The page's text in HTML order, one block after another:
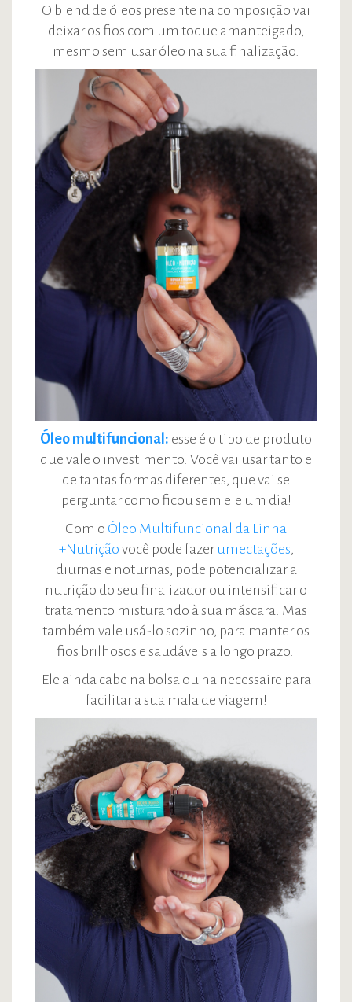
O blend de óleos presente na composição vai
deixar os fios com um toque amanteigado,
mesmo sem usar óleo na sua finalização.
Óleo multifuncional: esse é o tipo de produto
que vale o investimento. Você vai usar tanto e
de tantas formas diferentes, que vai se
perguntar como ficou sem ele um dia!
Com o Óleo Multifuncional da Linha
+Nutrição você pode fazer umectações
diurnas e noturnas, pode potencializar a
nutrição do seu finalizador ou intensificar o
tratamento misturando à sua máscara. Mas
também vale usá-lo sozinho, para manter os
fios brilhosos e saudáveis a longo prazo.
Ele ainda cabe na bolsa ou na necessaire para
facilitar a sua mala de viagem!